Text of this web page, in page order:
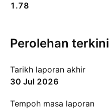
1.78
Perolehan terkini
Tarikh laporan akhir
30 Jul 2026
Tempoh masa laporan